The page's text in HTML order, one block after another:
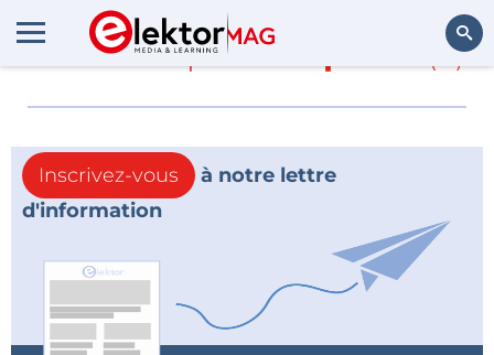
En savoir plus sur (0)
Inscrivez-vous
à notre lettre
d'information